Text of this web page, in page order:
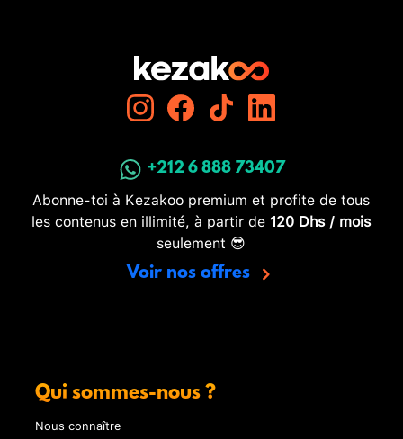
+212 6 888 73407
Abonne-toi à Kezakoo premium et profite de tous
les contenus en illimité, à partir de 120 Dhs / mois
seulement 😎
Voir nos offres
Qui sommes-nous ?
Nous connaître